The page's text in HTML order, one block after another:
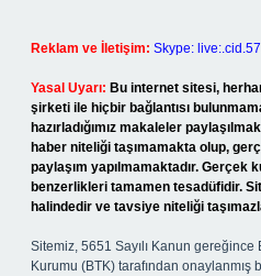
Reklam ve İletişim: Skype:
Yasal Uyarı: Bu internet sitesi,
şirketi ile hiçbir bağlantısı
hazırladığımız makaleler
haber niteliği taşımamakta olup,
paylaşım yapılmamaktadır. Gerçek
benzerlikleri tamamen tesadüfidir.
halindedir ve tavsiye niteliği
Sitemiz, 5651 Sayılı Kanun
Kurumu (BTK) tarafından onaylanmış